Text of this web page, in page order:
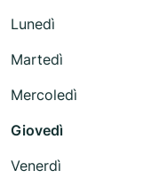
Lunedì
Martedì
Mercoledì
Giovedì
Venerdì